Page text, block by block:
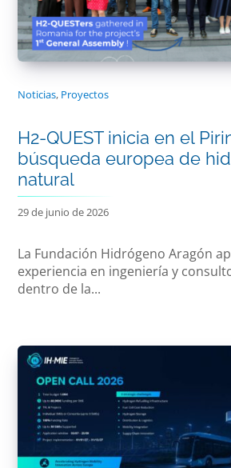
Noticias, Proyectos
H2-QUEST inicia en el
búsqueda europea de
natural
29 de junio de 2026
La Fundación Hidrógeno Aragón
experiencia en ingeniería y
dentro de la...